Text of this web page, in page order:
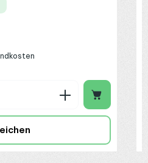
den gewünschten Wert